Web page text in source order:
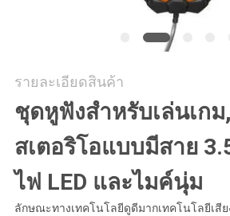
รายละเอียดสินค้า
ชุดหูฟังสำหรับเล่นเก
สเตอริโอแบบมีสาย
ไฟ LED และไมค์นุ่ม
ลักษณะทางเทคโนโลยีดูดีมากเทคโนโลยีเสีย